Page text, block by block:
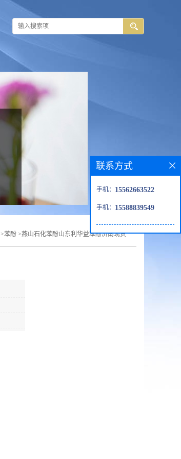
>苯酚 >燕山石化苯酚山东利华益苯酚济南现货
联系方式
手机： 15562663522
手机： 15588839549